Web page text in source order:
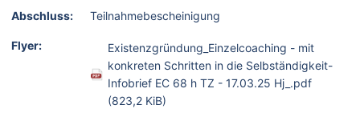
Abschluss: Teilnahmebescheinigung
Flyer:
Existenzgründung_Einzelcoaching - mit
konkreten Schritten in die Selbständigkeit-
Infobrief EC 68 h TZ - 17.03.25 Hj_.pdf
(823,2 KiB)